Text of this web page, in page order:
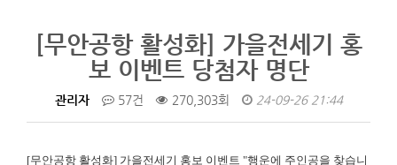
[무안공항 활성화] 가을전세기 홍
보 이벤트 당첨자 명단
관리자 57건 270,303회 24-09-26 21:44
[무안공항 활성화] 가을전세기 홍보 이벤트 "행운에 주인공을 찾습니